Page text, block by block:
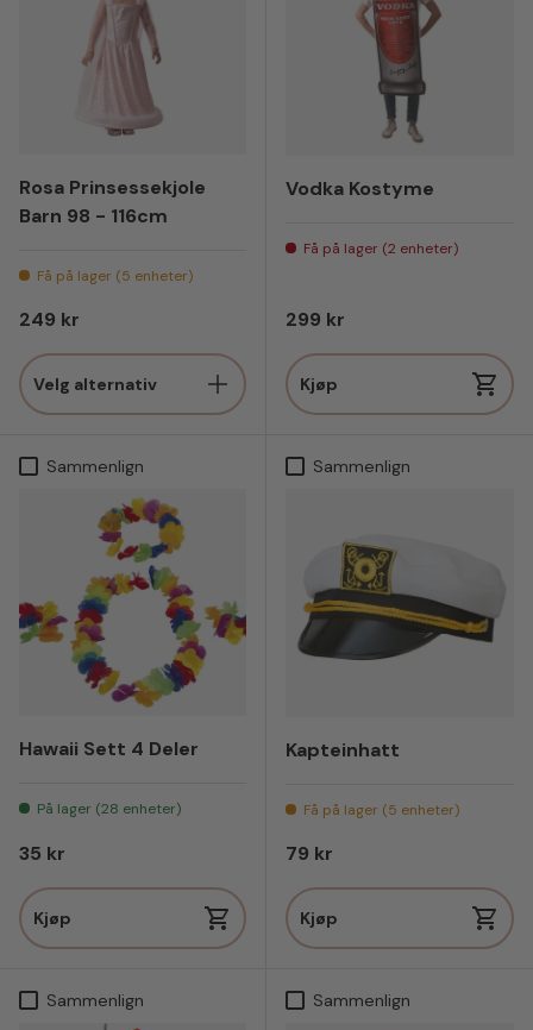
Rosa Prinsessekjole
Barn 98 - 116cm
Få på lager (5 enheter)
Vanlig pris
249 kr
Velg alternativ
Vodka Kostyme
Få på lager (2 enheter)
Vanlig pris
299 kr
Kjøp
Sammenlign
Hawaii Sett 4 Deler
På lager (28 enheter)
Vanlig pris
35 kr
Kjøp
Sammenlign
Kapteinhatt
Få på lager (5 enheter)
Vanlig pris
79 kr
Kjøp
Sammenlign Sammenlign